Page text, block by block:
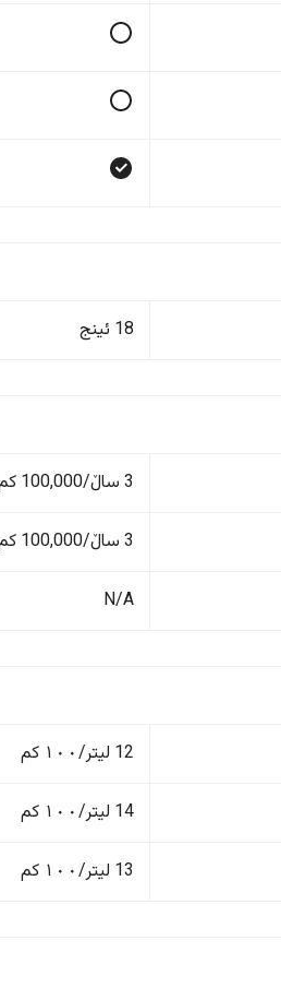
18 ئینج
3 ساڵ/100,000 کم
3 ساڵ/100,000 کم
N/A
12 لیتر/١٠٠ کم
14 لیتر/١٠٠ کم
13 لیتر/١٠٠ کم